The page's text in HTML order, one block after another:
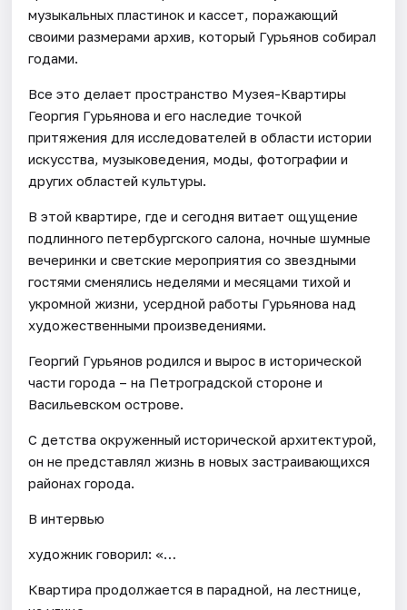
музыкальных пластинок и кассет, поражающий
своими размерами архив, который Гурьянов собирал
годами.
Все это делает пространство Музея-Квартиры
Георгия Гурьянова и его наследие точкой
притяжения для исследователей в области истории
искусства, музыковедения, моды, фотографии и
других областей культуры.
В этой квартире, где и сегодня витает ощущение
подлинного петербургского салона, ночные шумные
вечеринки и светские мероприятия со звездными
гостями сменялись неделями и месяцами тихой и
укромной жизни, усердной работы Гурьянова над
художественными произведениями.
Георгий Гурьянов родился и вырос в исторической
части города – на Петроградской стороне и
Васильевском острове.
С детства окруженный исторической архитектурой,
он не представлял жизнь в новых застраивающихся
районах города.
В интервью
художник говорил: «…
Квартира продолжается в парадной, на лестнице,